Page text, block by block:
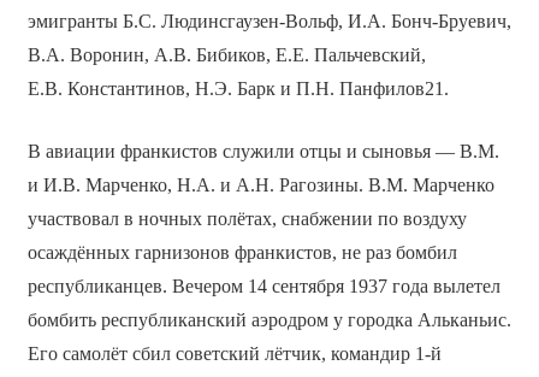
эмигранты Б.С. Людинсгаузен-Вольф, И.А. Бонч-Бруевич,
В.А. Воронин, А.В. Бибиков, Е.Е. Пальчевский,
Е.В. Константинов, Н.Э. Барк и П.Н. Панфилов21.
В авиации франкистов служили отцы и сыновья — В.М.
и И.В. Марченко, Н.А. и А.Н. Рагозины. В.М. Марченко
участвовал в ночных полётах, снабжении по воздуху
осаждённых гарнизонов франкистов, не раз бомбил
республиканцев. Вечером 14 сентября 1937 года вылетел
бомбить республиканский аэродром у городка Альканьис.
Его самолёт сбил советский лётчик, командир 1-й